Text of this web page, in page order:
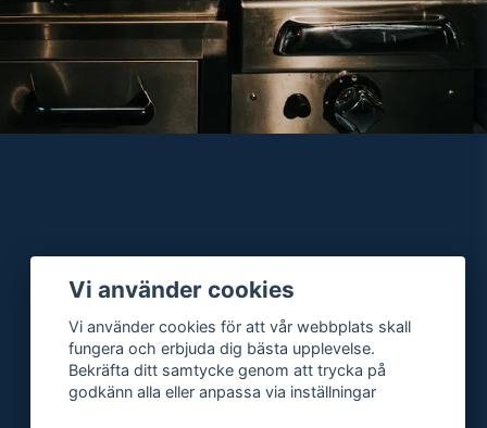
Vi använder cookies
Vi använder cookies för att vår webbplats skall
fungera och erbjuda dig bästa upplevelse.
Bekräfta ditt samtycke genom att trycka på
godkänn alla eller anpassa via inställningar